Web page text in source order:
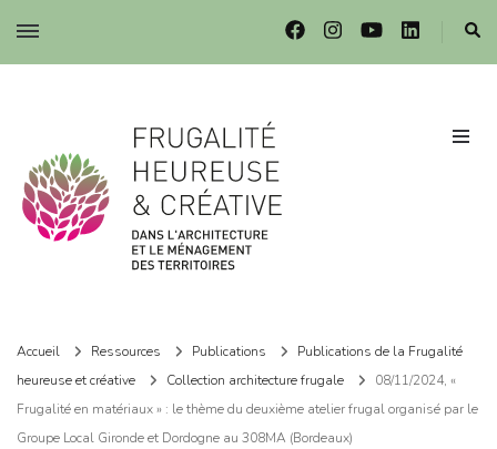
Frugalité dans l'architecture et le ménagement des territoires
Accueil Ressources Publications
Publications de la Frugalité
heureuse et créative
Collection architecture frugale
08/11/2024, «
Frugalité en matériaux » : le thème du deuxième atelier frugal organisé par le
Groupe Local Gironde et Dordogne au 308MA (Bordeaux)